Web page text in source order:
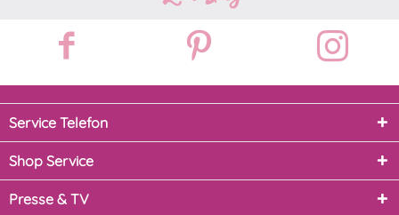
Service Telefon
Shop Service
Presse & TV